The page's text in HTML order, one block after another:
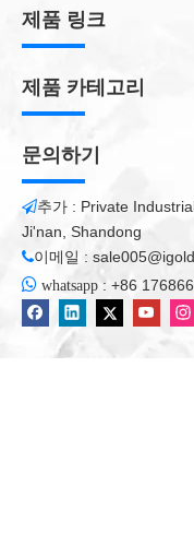
4. 레이저 용접 공작물에
회사입니다. 또한 레이
레이저 용접기 금속 CNC
1. 핸드 헬드 레이저 용접
버튼의 사용을 이해하고
다.
2. 휴대용 레이저 용접기
와이어가 손상되어 노출
청소 스테이션, 물 냉각
하게 금지됩니다.
제품 링크
제품 카테고리
문의하기
추가 : Private
Ji'nan, Shandong
이메일 :
 whatsapp : +86